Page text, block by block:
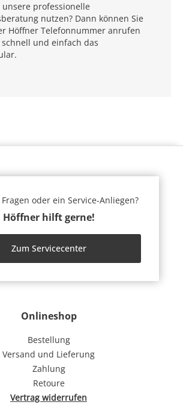
unsere professionelle
nutzen? Dann können Sie
Höffner Telefonnummer anrufen
und einfach das
Onlineshop
Bestellung
Versand und Lieferung
Zahlung
Retoure
Vertrag widerrufen
oder ein Service-Anliegen?
Höffner hilft gerne!
Zum Servicecenter